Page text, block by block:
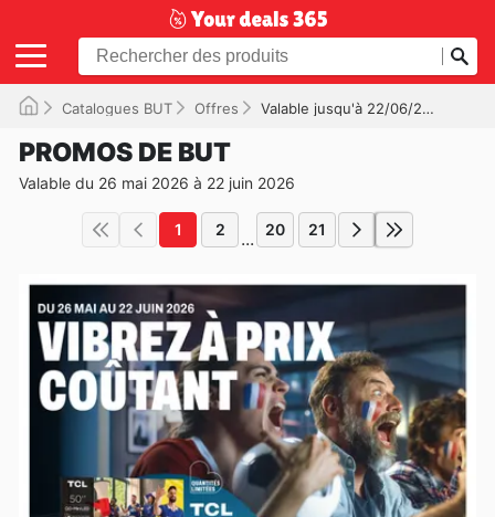
Catalogues BUT Offres Valable jusqu'à 22/06/2026
PROMOS DE BUT
Valable du 26 mai 2026 à 22 juin 2026
1 2 ... 20 21